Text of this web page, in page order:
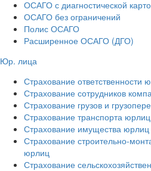
ОСАГО с диагностической
ОСАГО без ограничений
Полис ОСАГО
Расширенное ОСАГО (ДГО)
Юр. лица
Страхование ответственности
Страхование сотрудников
Страхование грузов и
Страхование транспорта юрлиц
Страхование имущества юрлиц
Страхование строительно-
юрлиц
Страхование